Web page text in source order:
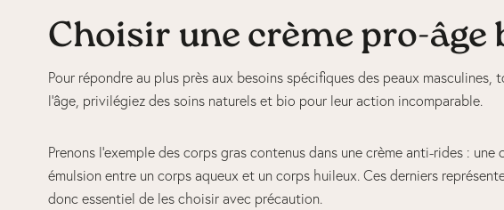
Choisir une crème pro-âge
Pour répondre au plus près aux besoins spécifiques des peaux
l’âge, privilégiez des soins naturels et bio pour leur action incomparable.
Prenons l’exemple des corps gras contenus dans une crème anti-rides :
émulsion entre un corps aqueux et un corps huileux. Ces derniers
donc essentiel de les choisir avec précaution.